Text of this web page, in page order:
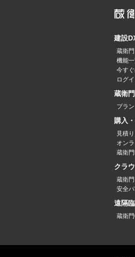
建設
蔵衛
機能
今す
ログ
蔵衛
プラ
購入
見積
オン
蔵衛
クラ
蔵衛
安全
遠隔
蔵衛